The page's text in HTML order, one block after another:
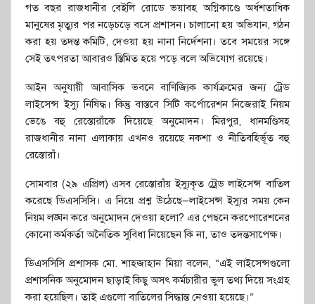
গত বছর রাজধানীর বেইলি রোডে ভয়াবহ অগ্নিকাণ্ডে অর্ধশতাধিক
মানুষের মৃত্যুর পর নড়েচড়ে বসে প্রশাসন। চালানো হয় অভিযান, গঠন
করা হয় তদন্ত কমিটি, দেওয়া হয় নানা নির্দেশনা। তবে সময়ের সঙ্গে
সেই তৎপরতা আবারও স্তিমিত হয়ে পড়ে বলে অভিযোগ রয়েছে।
আইন অনুযায়ী আবাসিক ভবনে বাণিজ্যিক কার্যক্রমের জন্য ট্রেড
লাইসেন্স ইস্যু নিষিদ্ধ। কিন্তু বাস্তবে সিটি কর্পোরেশন নিজেরাই নিয়ম
ভেঙে বহু রেস্তোরাঁকে দিয়েছে অনুমোদন। মিরপুর, ধানমণ্ডিসহ
রাজধানীর নানা এলাকায় এখনও রয়েছে নকশা ও নীতিবহির্ভূত বহু
রেস্তোরাঁ।
সোমবার (২৯ এপ্রিল) এসব রেস্তোরাঁয় ইস্যুকৃত ট্রেড লাইসেন্স বাতিল
করেছে ডিএসসিসি। এ নিয়ে প্রশ্ন উঠেছে—লাইসেন্স ইস্যুর সময় কেন
নিয়ম লঙ্ঘন করে অনুমোদন দেওয়া হলো? এর পেছনে করপোরেশনের
কোনো কর্মকর্তা অনৈতিক সুবিধা নিয়েছেন কি না, তাও তদন্তসাপেক্ষ।
ডিএসসিসি প্রশাসক মো. শাহজাহান মিয়া বলেন, “এই লাইসেন্সগুলো
প্রশাসনিক অনুমোদন ছাড়াই কিছু অসৎ কর্মচারীর ভুল তথ্য দিয়ে সংগ্রহ
করা হয়েছিল। তাই এগুলো বাতিলের সিদ্ধান্ত নেওয়া হয়েছে।”